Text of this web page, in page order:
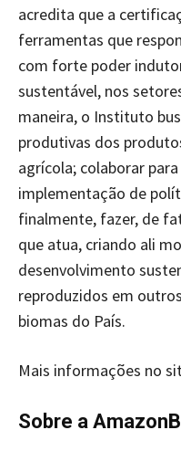
acredita que a
ferramentas que
com forte poder
sustentável, nos
maneira, o Instituto
produtivas dos
agrícola; colaborar
implementação de
finalmente, fazer, de
que atua, criando ali
desenvolvimento
reproduzidos em
biomas do País.
Mais informações no
Sobre a